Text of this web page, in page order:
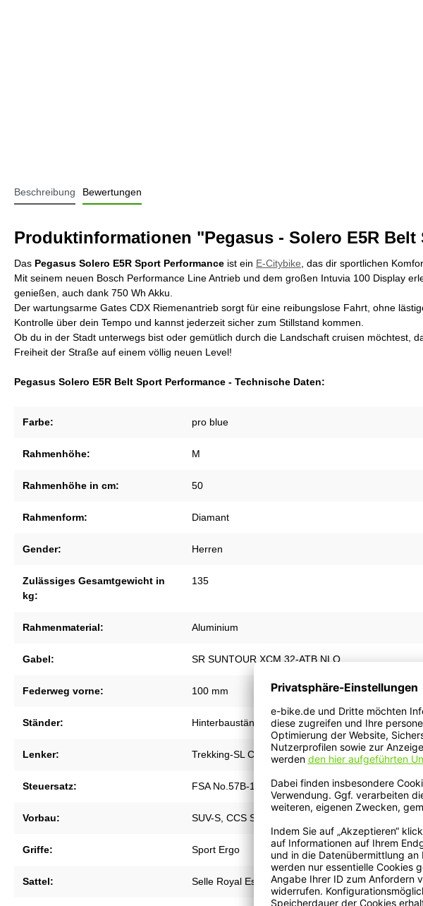
Beschreibung Bewertungen
Produktinformationen "Pegasus - Solero E5R Belt
Das Pegasus Solero E5R Sport Performance ist ein E-Citybike , das dir sportlichen
Mit seinem neuen Bosch Performance Line Antrieb und dem großen Intuvia 100 Display
genießen, auch dank 750 Wh Akku.
Der wartungsarme Gates CDX Riemenantrieb sorgt für eine reibungslose Fahrt, ohne
Kontrolle über dein Tempo und kannst jederzeit sicher zum Stillstand kommen.
Ob du in der Stadt unterwegs bist oder gemütlich durch die Landschaft cruisen möchtest,
Freiheit der Straße auf einem völlig neuen Level!
Pegasus Solero E5R Belt Sport Performance - Technische Daten:
Farbe: pro blue
Rahmenhöhe: M
Rahmenhöhe in cm: 50
Rahmenform: Diamant
Gender: Herren
Zulässiges Gesamtgewicht in
kg:
135
Rahmenmaterial: Aluminium
Gabel: SR SUNTOUR XCM 32-ATB NLO
Federweg vorne: 100 mm
Ständer: Hinterbauständer Ksa 40
Lenker: Trekking-SL Comfort double butted
Steuersatz: FSA No.57B-1, 1.5" TAPER LOOKING
Vorbau: SUV-S, CCS Slot Mount ready
Griffe: Sport Ergo
Sattel: Selle Royal Essenza Plus